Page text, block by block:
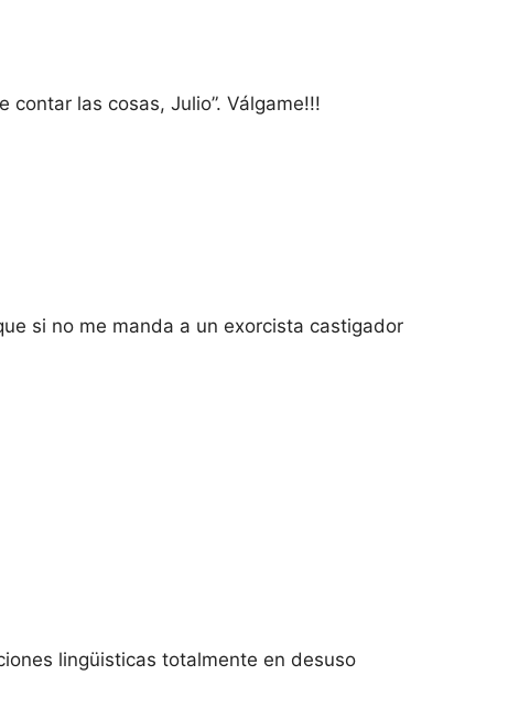
contar las cosas, Julio”. Válgame!!!
si no me manda a un exorcista castigador
lingüisticas totalmente en desuso